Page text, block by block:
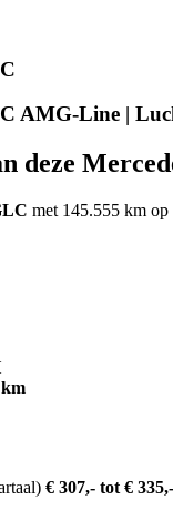
AMG-Line |
deze
met 145.555 km
km
€ 307,- tot € 335,-